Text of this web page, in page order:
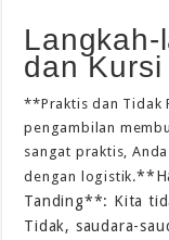
dan
**Praktis dan Tidak
pengambilan
sangat praktis,
dengan logistik.
Tanding**: Kita
Tidak, saudara-